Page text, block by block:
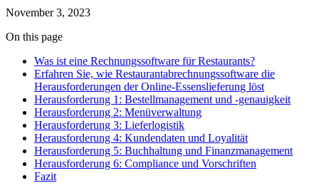
November 3, 2023
On this page
Was ist eine Rechnungssoftware für Restaurants?
Erfahren Sie, wie Restaurantabrechnungssoftware die
Herausforderungen der Online-Essenslieferung löst
Herausforderung 1: Bestellmanagement und -genauigkeit
Herausforderung 2: Menüverwaltung
Herausforderung 3: Lieferlogistik
Herausforderung 4: Kundendaten und Loyalität
Herausforderung 5: Buchhaltung und Finanzmanagement
Herausforderung 6: Compliance und Vorschriften
Fazit